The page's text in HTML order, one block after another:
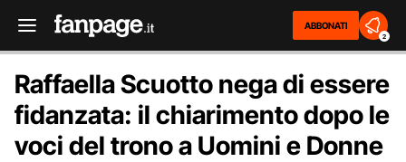
ABBONATI
2
Raffaella Scuotto nega di essere
fidanzata: il chiarimento dopo le
voci del trono a Uomini e Donne